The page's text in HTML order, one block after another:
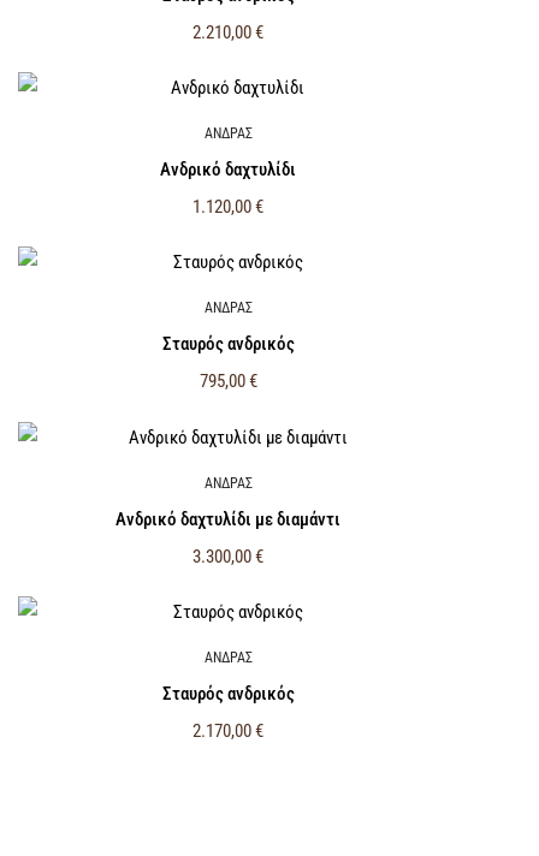
2.210,00€
ΑΝΔΡΑΣ
Ανδρικό δαχτυλίδι
1.120,00€
ΑΝΔΡΑΣ
Σταυρός ανδρικός
795,00€
ΑΝΔΡΑΣ
Ανδρικό δαχτυλίδι με διαμάντι
3.300,00€
ΑΝΔΡΑΣ
Σταυρός ανδρικός
2.170,00€